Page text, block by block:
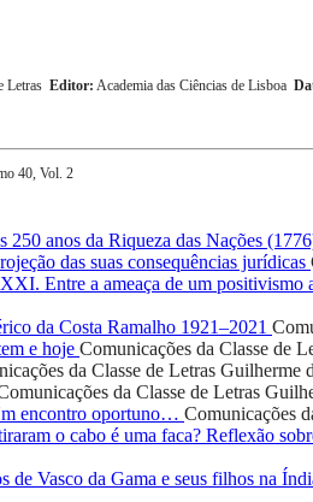
Letras Editor: Academia das Ciências de Lisboa
40, Vol. 2
anos da Riqueza das Nações
das suas consequências jurídicas
Entre a ameaça de um
da Costa Ramalho 1921–2021
e hoje Comunicações da Classe de
da Classe de Letras Guilherme
da Classe de Letras
encontro oportuno… Comunicações
o cabo é uma faca? Reflexão
de Vasco da Gama e seus filhos na